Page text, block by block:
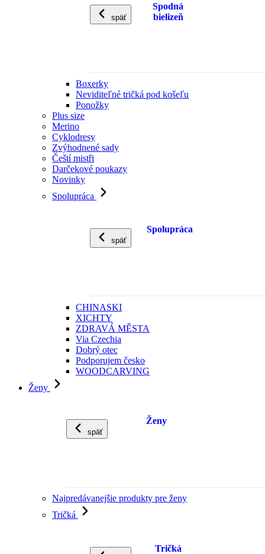
späť
Spodná
bielizeň
Boxerky
Neviditeľné tričká pod košeľu
Ponožky
Plus size
Merino
Cyklodresy
Zvýhodnené sady
Čeští mistři
Darčekové poukazy
Novinky
Spolupráca
späť
Spolupráca
CHINASKI
XICHTY
ZDRAVÁ MĚSTA
Via Czechia
Dobrý otec
Podporujem česko
WOODCARVING
Ženy
späť
Ženy
Najpredávanejšie produkty pre ženy
Tričká
Tričká